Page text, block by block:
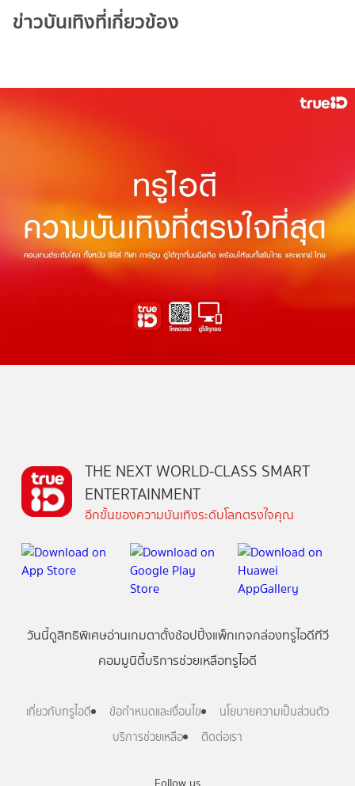
ข่าวบันเทิงที่เกี่ยวข้อง
THE NEXT WORLD-CLASS SMART
ENTERTAINMENT
อีกขั้นของความบันเทิงระดับโลกตรงใจคุณ
วันนี้ดูสิทธิพิเศษอ่านเกมตาตั้งช้อปปิ้งแพ็กเกจกล่องทรูไอดีทีวี
คอมมูนิตี้บริการช่วยเหลือทรูไอดี
เกี่ยวกับทรูไอดี ข้อกำหนดและเงื่อนไข
นโยบายความเป็นส่วนตัว
บริการช่วยเหลือ
ติดต่อเรา